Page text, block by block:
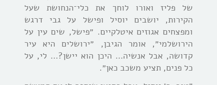
של פליז ואורו לוחך את כלי־הנחושת שעל
הקירות, יושבים יוסיל ופישל על גבי דרגש
ומפצחים אגוזים איטלקיים. ״פישל, שים עין על
הירושלמי״, אומר הגיבן, ״ירושלים היא עיר
קדושה, אבל אנשיה… היכן הוא יישן?… לי, על
כל פנים, תציע משכב כאן״.